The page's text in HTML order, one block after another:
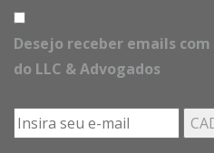
Desejo receber emails
do LLC & Advogados